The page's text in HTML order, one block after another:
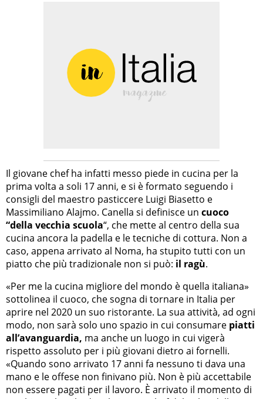
Il giovane chef ha infatti messo piede in cucina per la
prima volta a soli 17 anni, e si è formato seguendo i
consigli del maestro pasticcere Luigi Biasetto e
Massimiliano Alajmo. Canella si definisce un cuoco
“della vecchia scuola“, che mette al centro della sua
cucina ancora la padella e le tecniche di cottura. Non a
caso, appena arrivato al Noma, ha stupito tutti con un
piatto che più tradizionale non si può: il ragù.
«Per me la cucina migliore del mondo è quella italiana»
sottolinea il cuoco, che sogna di tornare in Italia per
aprire nel 2020 un suo ristorante. La sua attività, ad ogni
modo, non sarà solo uno spazio in cui consumare piatti
all’avanguardia, ma anche un luogo in cui vigerà
rispetto assoluto per i più giovani dietro ai fornelli.
«Quando sono arrivato 17 anni fa nessuno ti dava una
mano e le offese non finivano più. Non è più accettabile
non essere pagati per il lavoro. È arrivato il momento di